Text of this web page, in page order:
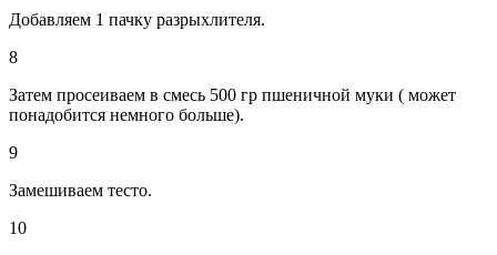
Добавляем 1 пачку разрыхлителя.
8
Затем просеиваем в смесь 500 гр пшеничной муки ( может
понадобится немного больше).
9
Замешиваем тесто.
10